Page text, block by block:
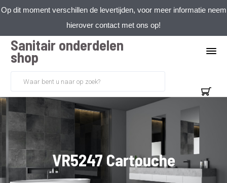
Op dit moment verschillen de levertijden, voor meer informatie neem
hierover contact met ons op!
Sanitair onderdelen
shop
VR5247 Cartouche